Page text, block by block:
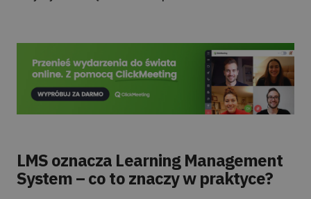
LMS oznacza Learning Management
System – co to znaczy w praktyce?